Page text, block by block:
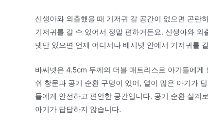
신생아와 외출했을 때 기저귀 갈 공간이 없으면 곤란
기저귀를 갈 수 있어서 정말 편하거든요. 신생아와
넷만 있으면 언제 어디서나 베시넷 안에서 기저귀를
바씨넷은 4.5cm 두께의 더블 매트리스로 아기들에
쉬 창문과 공기 순환 구멍이 있어, 열이 많은 아기가
들에게 안전하고 편안한 공간입니다. 공기 순환 설계
아기가 답답하지 않습니다.